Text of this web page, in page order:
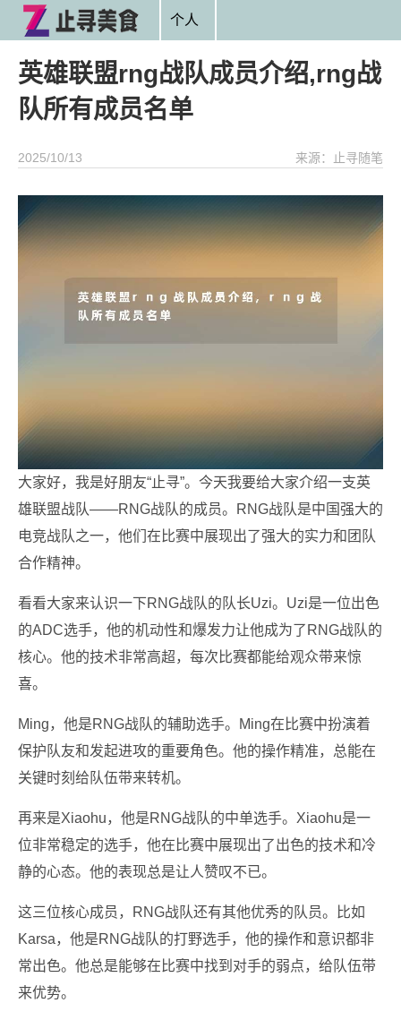
个人
英雄联盟rng战队成员介绍,rng战
队所有成员名单
2025/10/13 来源：止寻随笔
大家好，我是好朋友“止寻”。今天我要给大家介绍一支英
雄联盟战队——RNG战队的成员。RNG战队是中国强大的
电竞战队之一，他们在比赛中展现出了强大的实力和团队
合作精神。
看看大家来认识一下RNG战队的队长Uzi。Uzi是一位出色
的ADC选手，他的机动性和爆发力让他成为了RNG战队的
核心。他的技术非常高超，每次比赛都能给观众带来惊
喜。
Ming，他是RNG战队的辅助选手。Ming在比赛中扮演着
保护队友和发起进攻的重要角色。他的操作精准，总能在
关键时刻给队伍带来转机。
再来是Xiaohu，他是RNG战队的中单选手。Xiaohu是一
位非常稳定的选手，他在比赛中展现出了出色的技术和冷
静的心态。他的表现总是让人赞叹不已。
这三位核心成员，RNG战队还有其他优秀的队员。比如
Karsa，他是RNG战队的打野选手，他的操作和意识都非
常出色。他总是能够在比赛中找到对手的弱点，给队伍带
来优势。